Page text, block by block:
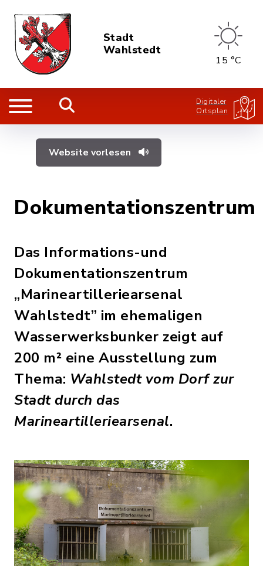
Stadt
Wahlstedt
15 °C
Digitaler
Ortsplan
Website vorlesen
Dokumentationszentrum
Das Informations-und
Dokumentationszentrum
„Marineartilleriearsenal
Wahlstedt” im ehemaligen
Wasserwerksbunker zeigt auf
200 m² eine Ausstellung zum
Thema: Wahlstedt vom Dorf zur
Stadt durch das
Marineartilleriearsenal.